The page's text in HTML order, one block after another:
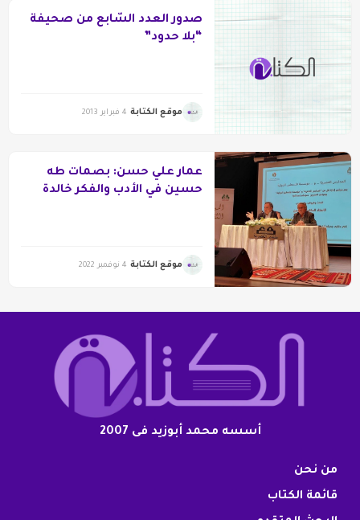
صدور العدد السّابع من صحيفة
“بلا حدود”
موقع الكتابة 4 فبراير 2013
عمار علي حسن: بصمات طه
حسين في الأدب والفكر خالدة
موقع الكتابة 4 نوفمبر 2022
أسسه محمد أبوزيد فى 2007
من نحن
قائمة الكتاب